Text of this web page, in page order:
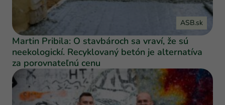
ASB.sk
Martin Pribila: O stavbároch sa vraví, že sú
neekologickí. Recyklovaný betón je alternatíva
za porovnateľnú cenu